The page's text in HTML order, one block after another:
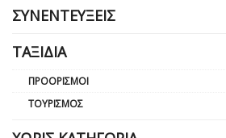
ΣΥΝΕΝΤΕΎΞΕΙΣ
ΤΑΞΊΔΙΑ
ΠΡΟΟΡΙΣΜΟΊ
ΤΟΥΡΙΣΜΌΣ